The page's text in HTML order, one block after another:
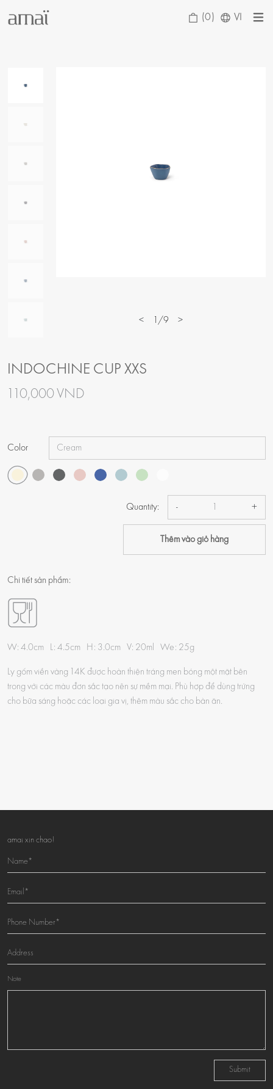
(0) VI
< 1/9 >
INDOCHINE CUP XXS
110,000 VND
Color
Quantity: - +
Thêm vào giỏ hàng
Chi tiết sản phẩm:
W: 4.0cm L: 4.5cm H: 3.0cm V: 20ml We: 25g
Ly gốm viền vàng 14K được hoàn thiện tráng men bóng một mặt bên
trong với các màu đơn sắc tạo nên sự mềm mại. Phù hợp để dùng trứng
cho bữa sáng hoặc các loại gia vị, thêm màu sắc cho bàn ăn.
amai xin chao!
Note
Submit